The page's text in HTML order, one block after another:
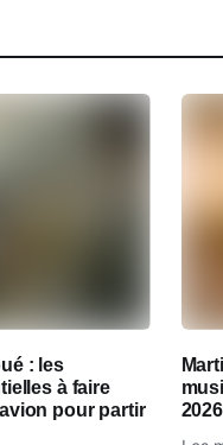
: les
à faire
pour partir